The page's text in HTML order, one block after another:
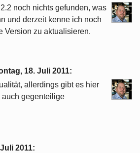
noch nichts gefunden, was
und derzeit kenne ich noch
Version zu aktualisieren.
18. Juli 2011:
allerdings gibt es hier
auch gegenteilige
2011: